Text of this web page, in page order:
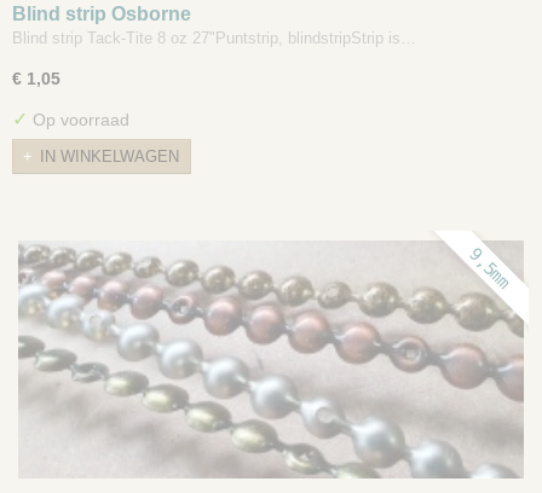
Blind strip Osborne
Blind strip Tack-Tite 8 oz 27"Puntstrip, blindstripStrip is…
€ 1,05
✓ Op voorraad
IN WINKELWAGEN
9,5mm